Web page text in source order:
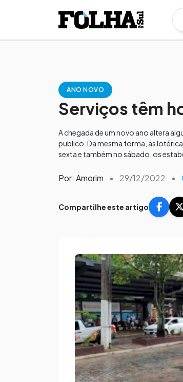
ANO NOVO
Serviços têm
A chegada de um novo ano altera
publico. Da mesma forma, as
sexta e também no sábado, os
Por: Amorim • 29/12/2022 •
Compartilhe este artigo